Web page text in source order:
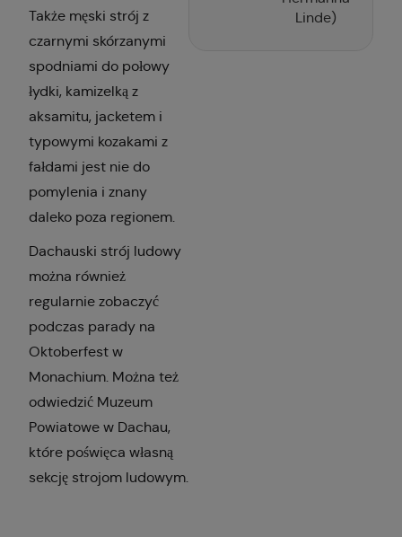
Także męski strój z
czarnymi skórzanymi
spodniami do połowy
łydki, kamizelką z
aksamitu, jacketem i
typowymi kozakami z
fałdami jest nie do
pomylenia i znany
daleko poza regionem.
Dachauski strój ludowy
można również
regularnie zobaczyć
podczas parady na
Oktoberfest w
Monachium. Można też
odwiedzić Muzeum
Powiatowe w Dachau,
które poświęca własną
sekcję strojom ludowym.
Linde)